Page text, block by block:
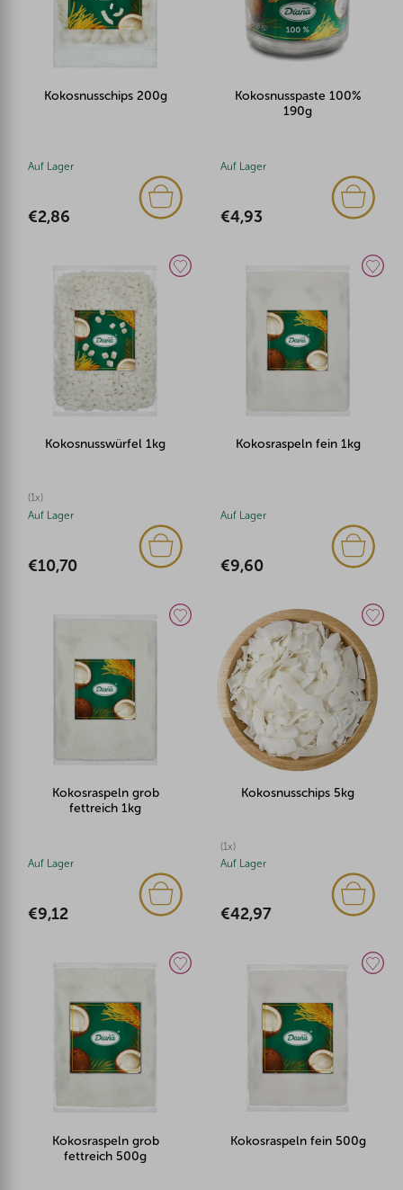
Kokosnusschips 200g
Auf Lager
€2,86
Kokosnusspaste 100%
190g
Auf Lager
€4,93
Kokosnusswürfel 1kg
(1x)
Auf Lager
€10,70
Kokosraspeln fein 1kg
Auf Lager
€9,60
Kokosraspeln grob
fettreich 1kg
Auf Lager
€9,12
Kokosnusschips 5kg
(1x)
Auf Lager
€42,97
Kokosraspeln grob
fettreich 500g
Kokosraspeln fein 500g